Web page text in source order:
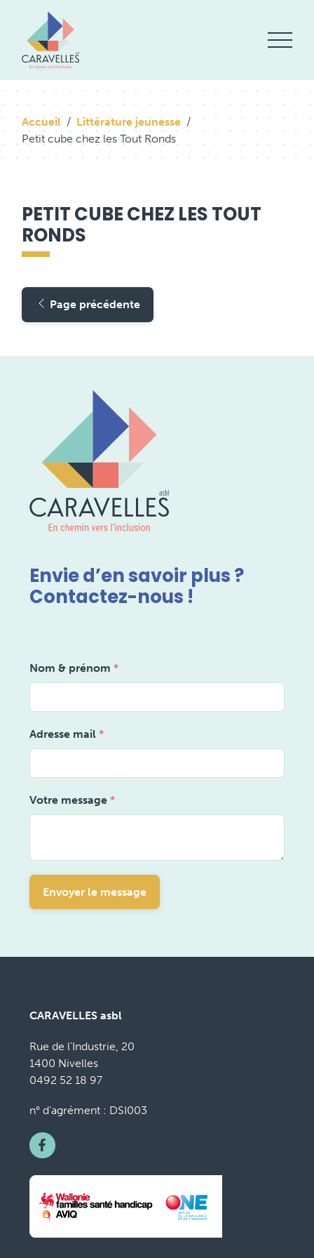
Accueil
Littérature jeunesse
Petit cube chez les Tout Ronds
PETIT CUBE CHEZ LES TOUT
RONDS
Page précédente
Envie d’en savoir plus ?
Contactez-nous !
Nom & prénom *
Adresse mail *
Votre message *
Envoyer le message
CARAVELLES asbl
Rue de l’Industrie, 20
1400 Nivelles
0492 52 18 97
n° d’agrément : DSI003